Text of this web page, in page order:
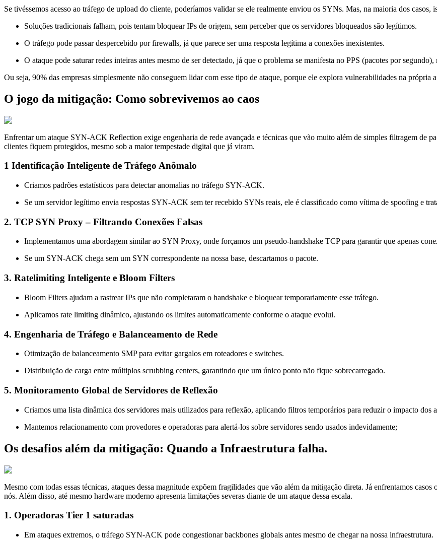
Se tivéssemos acesso ao tráfego de upload do cliente, poderíamos validar se ele realmente enviou os SYNs. Mas, na maioria dos casos,
Soluções tradicionais falham, pois tentam bloquear IPs de origem, sem perceber que os servidores bloqueados são legítimos.
O tráfego pode passar despercebido por firewalls, já que parece ser uma resposta legítima a conexões inexistentes.
O ataque pode saturar redes inteiras antes mesmo de ser detectado, já que o problema se manifesta no PPS (pacotes por segundo),
Ou seja, 90% das empresas simplesmente não conseguem lidar com esse tipo de ataque, porque ele explora vulnerabilidades na própria
O jogo da mitigação: Como sobrevivemos ao caos
Enfrentar um ataque SYN-ACK Reflection exige engenharia de rede avançada e técnicas que vão muito além de simples filtragem de
clientes fiquem protegidos, mesmo sob a maior tempestade digital que já viram.
1 Identificação Inteligente de Tráfego Anômalo
Criamos padrões estatísticos para detectar anomalias no tráfego SYN-ACK.
Se um servidor legítimo envia respostas SYN-ACK sem ter recebido SYNs reais, ele é classificado como vítima de spoofing e
2. TCP SYN Proxy – Filtrando Conexões Falsas
Implementamos uma abordagem similar ao SYN Proxy, onde forçamos um pseudo-handshake TCP para garantir que apenas
Se um SYN-ACK chega sem um SYN correspondente na nossa base, descartamos o pacote.
3. Ratelimiting Inteligente e Bloom Filters
Bloom Filters ajudam a rastrear IPs que não completaram o handshake e bloquear temporariamente esse tráfego.
Aplicamos rate limiting dinâmico, ajustando os limites automaticamente conforme o ataque evolui.
4. Engenharia de Tráfego e Balanceamento de Rede
Otimização de balanceamento SMP para evitar gargalos em roteadores e switches.
Distribuição de carga entre múltiplos scrubbing centers, garantindo que um único ponto não fique sobrecarregado.
5. Monitoramento Global de Servidores de Reflexão
Criamos uma lista dinâmica dos servidores mais utilizados para reflexão, aplicando filtros temporários para reduzir o impacto dos
Mantemos relacionamento com provedores e operadoras para alertá-los sobre servidores sendo usados indevidamente;
Os desafios além da mitigação: Quando a Infraestrutura falha.
Mesmo com todas essas técnicas, ataques dessa magnitude expõem fragilidades que vão além da mitigação direta. Já enfrentamos
nós. Além disso, até mesmo hardware moderno apresenta limitações severas diante de um ataque dessa escala.
1. Operadoras Tier 1 saturadas
Em ataques extremos, o tráfego SYN-ACK pode congestionar backbones globais antes mesmo de chegar na nossa infraestrutura.